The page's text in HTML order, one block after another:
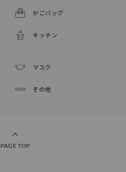
かごバッグ
キッチン
マスク
その他
PAGE TOP